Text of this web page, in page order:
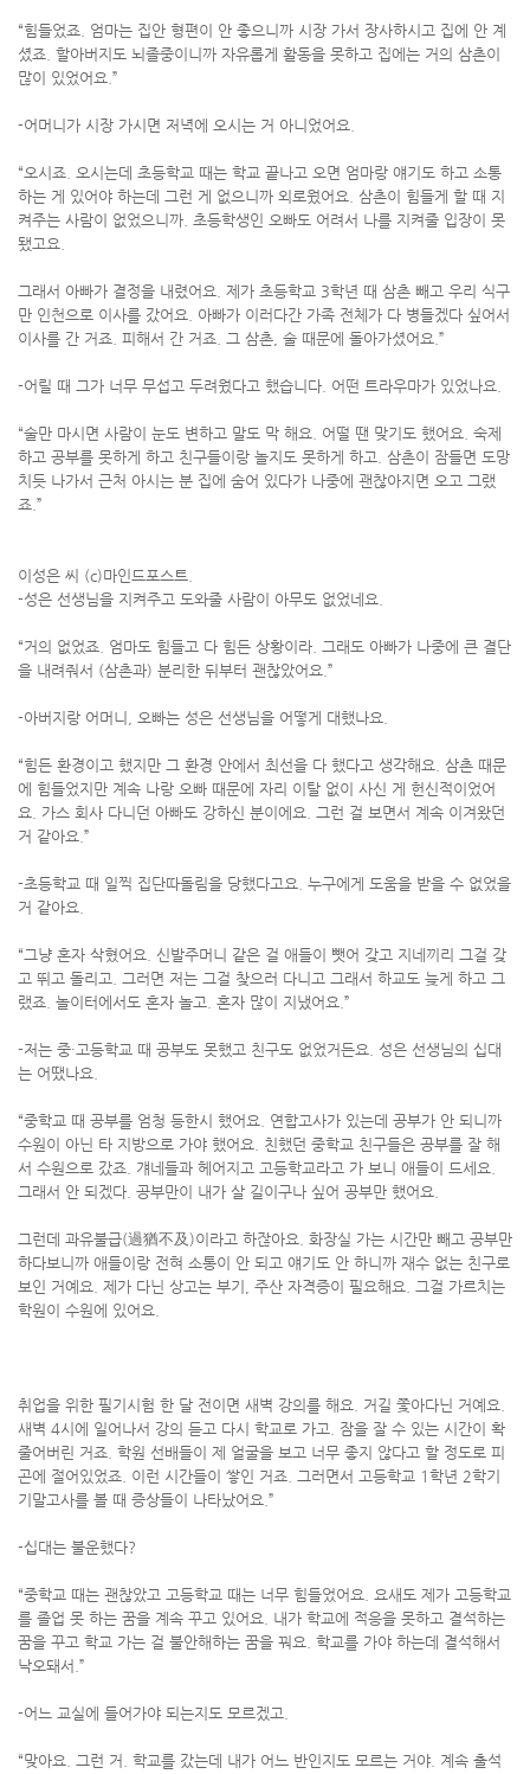
“힘들었죠. 엄마는 집안 형편이 안 좋으니까 시장 가서 장사하시고 집에 안 계
셨죠. 할아버지도 뇌졸중이니까 자유롭게 활동을 못하고 집에는 거의 삼촌이
많이 있었어요.”
-어머니가 시장 가시면 저녁에 오시는 거 아니었어요.
“오시죠. 오시는데 초등학교 때는 학교 끝나고 오면 엄마랑 얘기도 하고 소통
하는 게 있어야 하는데 그런 게 없으니까 외로웠어요. 삼촌이 힘들게 할 때 지
켜주는 사람이 없었으니까. 초등학생인 오빠도 어려서 나를 지켜줄 입장이 못
됐고요.
그래서 아빠가 결정을 내렸어요. 제가 초등학교 3학년 때 삼촌 빼고 우리 식구
만 인천으로 이사를 갔어요. 아빠가 이러다간 가족 전체가 다 병들겠다 싶어서
이사를 간 거죠. 피해서 간 거죠. 그 삼촌, 술 때문에 돌아가셨어요.”
-어릴 때 그가 너무 무섭고 두려웠다고 했습니다. 어떤 트라우마가 있었나요.
“술만 마시면 사람이 눈도 변하고 말도 막 해요. 어떨 땐 맞기도 했어요. 숙제
하고 공부를 못하게 하고 친구들이랑 놀지도 못하게 하고. 삼촌이 잠들면 도망
치듯 나가서 근처 아시는 분 집에 숨어 있다가 나중에 괜찮아지면 오고 그랬
죠.”
이성은 씨 (c)마인드포스트.
-성은 선생님을 지켜주고 도와줄 사람이 아무도 없었네요.
“거의 없었죠. 엄마도 힘들고 다 힘든 상황이라. 그래도 아빠가 나중에 큰 결단
을 내려줘서 (삼촌과) 분리한 뒤부터 괜찮았어요.”
-아버지랑 어머니, 오빠는 성은 선생님을 어떻게 대했나요.
“힘든 환경이고 했지만 그 환경 안에서 최선을 다 했다고 생각해요. 삼촌 때문
에 힘들었지만 계속 나랑 오빠 때문에 자리 이탈 없이 사신 게 헌신적이었어
요. 가스 회사 다니던 아빠도 강하신 분이에요. 그런 걸 보면서 계속 이겨왔던
거 같아요.”
-초등학교 때 일찍 집단따돌림을 당했다고요. 누구에게 도움을 받을 수 없었을
거 같아요.
“그냥 혼자 삭혔어요. 신발주머니 같은 걸 애들이 뺏어 갖고 지네끼리 그걸 갖
고 뛰고 돌리고. 그러면 저는 그걸 찾으러 다니고 그래서 하교도 늦게 하고 그
랬죠. 놀이터에서도 혼자 놀고. 혼자 많이 지냈어요.”
-저는 중·고등학교 때 공부도 못했고 친구도 없었거든요. 성은 선생님의 십대
는 어땠나요.
“중학교 때 공부를 엄청 등한시 했어요. 연합고사가 있는데 공부가 안 되니까
수원이 아닌 타 지방으로 가야 했어요. 친했던 중학교 친구들은 공부를 잘 해
서 수원으로 갔죠. 걔네들과 헤어지고 고등학교라고 가 보니 애들이 드세요.
그래서 안 되겠다. 공부만이 내가 살 길이구나 싶어 공부만 했어요.
그런데 과유불급(過猶不及)이라고 하잖아요. 화장실 가는 시간만 빼고 공부만
하다보니까 애들이랑 전혀 소통이 안 되고 얘기도 안 하니까 재수 없는 친구로
보인 거예요. 제가 다닌 상고는 부기, 주산 자격증이 필요해요. 그걸 가르치는
학원이 수원에 있어요.
취업을 위한 필기시험 한 달 전이면 새벽 강의를 해요. 거길 쫓아다닌 거예요.
새벽 4시에 일어나서 강의 듣고 다시 학교로 가고. 잠을 잘 수 있는 시간이 확
줄어버린 거죠. 학원 선배들이 제 얼굴을 보고 너무 좋지 않다고 할 정도로 피
곤에 절어있었죠. 이런 시간들이 쌓인 거죠. 그러면서 고등학교 1학년 2학기
기말고사를 볼 때 증상들이 나타났어요.”
-십대는 불운했다?
“중학교 때는 괜찮았고 고등학교 때는 너무 힘들었어요. 요새도 제가 고등학교
를 졸업 못 하는 꿈을 계속 꾸고 있어요. 내가 학교에 적응을 못하고 결석하는
꿈을 꾸고 학교 가는 걸 불안해하는 꿈을 꿔요. 학교를 가야 하는데 결석해서
낙오돼서.”
-어느 교실에 들어가야 되는지도 모르겠고.
“맞아요. 그런 거. 학교를 갔는데 내가 어느 반인지도 모르는 거야. 계속 출석